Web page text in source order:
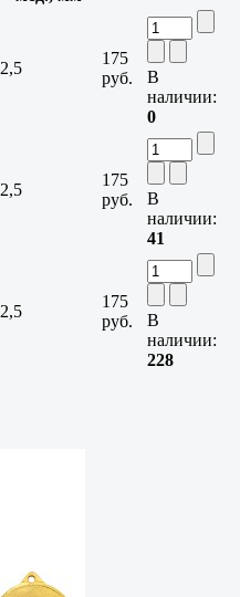
2,5
175
руб.
В
наличии:
0
2,5
175
руб.
В
наличии:
41
2,5
175
руб.
В
наличии:
228